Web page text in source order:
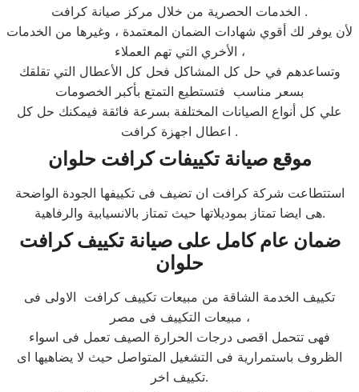
الخدمات الحصرية من خلال مركز صيانة كرافت .
لأن يوفر لك أقوي شهادات الضمان المعتمدة ، وغيرها من الخدمات
الأخري التي تهم العملاء ،
وتساعدهم في حل كل المشاكل فحل كل الأعطال التي تقلقك
بسعر مناسب فتستطيع التمتع بأكبر الخصومات
علي كل أنواع الصيانات المختلفة بسرعة فائقة فيمكنك حل كل
اعطال اجهزة كرافت .
موقع صيانة تكييفات كرافت حلوان
استتطاعت شركة كرافت ان تضيف فى تكييفها الجودة الواضحة
هى ايضا تمتاز بموديلاتها حيث تمتاز بالانسيابية والرفاهية.
ضمان عام كامل على صيانة تكييف كرافت
حلوان
تكييف الخدمة الشاقة من مبيعات تكييف كرافت الاولى فى
مبيعات التكييف فى مصر ،
فهى تتحمل اقصى درجات الحرارة الصيف تعمل فى اسواء
الظروف باستمرارية فى التشغيل المتواصل حيث لا يضاهيها اى
تكييف اخر.